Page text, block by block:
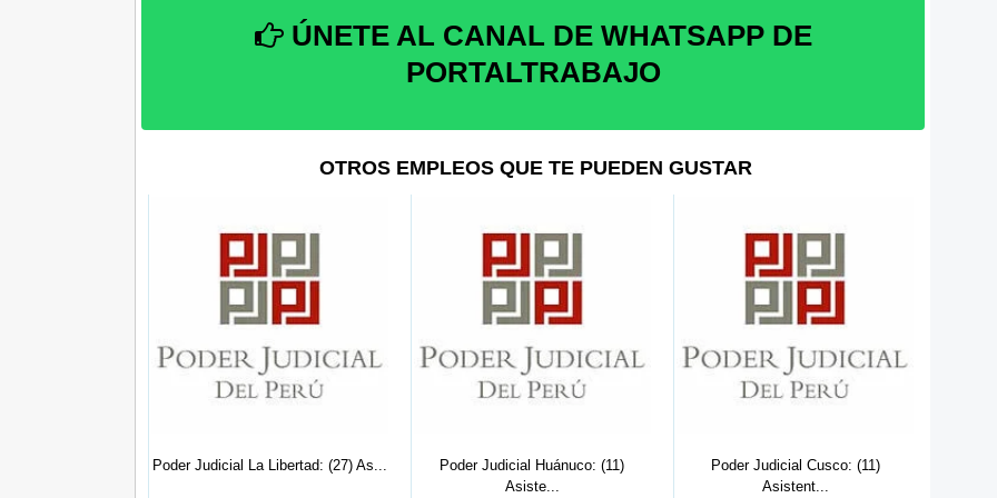
ÚNETE AL CANAL DE WHATSAPP DE
PORTALTRABAJO
OTROS EMPLEOS QUE TE PUEDEN GUSTAR
Poder Judicial La Libertad: (27) As...
Poder Judicial Huánuco: (11)
Asiste...
Poder Judicial Cusco: (11)
Asistent...